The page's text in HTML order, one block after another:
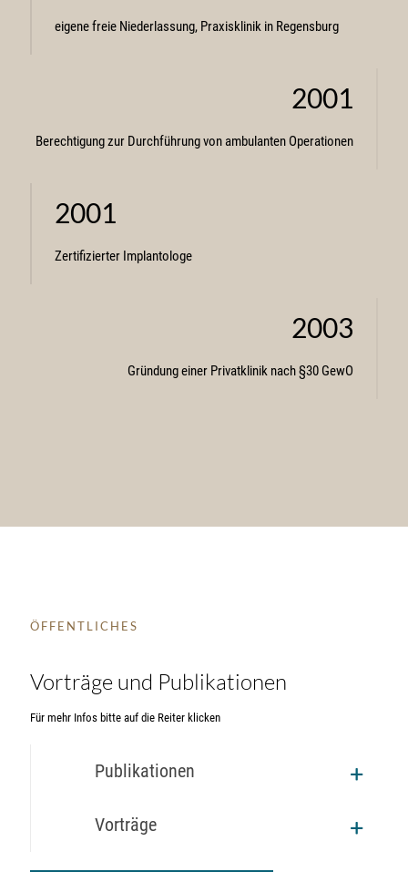
eigene freie Niederlassung, Praxisklinik in Regensburg
2001
Berechtigung zur Durchführung von ambulanten Operationen
2001
Zertifizierter Implantologe
2003
Gründung einer Privatklinik nach §30 GewO
ÖFFENTLICHES
Vorträge und Publikationen
Für mehr Infos bitte auf die Reiter klicken
Publikationen
Vorträge